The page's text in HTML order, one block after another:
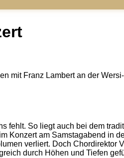
mit Franz Lambert an der
fehlt. So liegt auch bei dem
Konzert am Samstagabend in
verliert. Doch Chordirektor
durch Höhen und Tiefen